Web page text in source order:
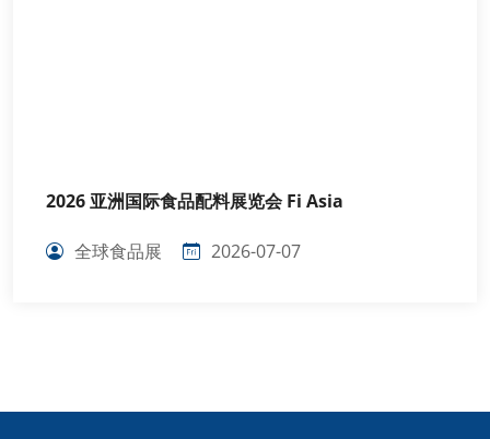
2026 亚洲国际食品配料展览会 Fi Asia
全球食品展 2026-07-07